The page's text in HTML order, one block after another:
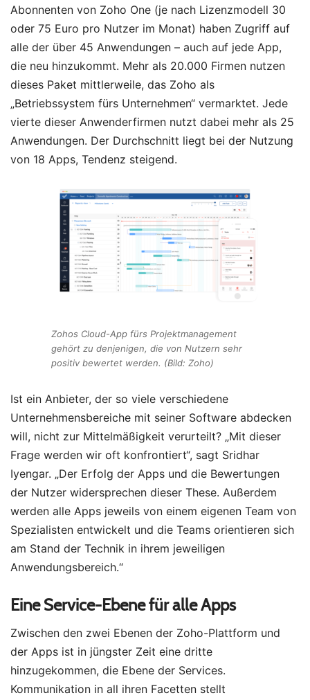
Abonnenten von Zoho One (je nach Lizenzmodell 30
oder 75 Euro pro Nutzer im Monat) haben Zugriff auf
alle der über 45 Anwendungen – auch auf jede App,
die neu hinzukommt. Mehr als 20.000 Firmen nutzen
dieses Paket mittlerweile, das Zoho als
„Betriebssystem fürs Unternehmen“ vermarktet. Jede
vierte dieser Anwenderfirmen nutzt dabei mehr als 25
Anwendungen. Der Durchschnitt liegt bei der Nutzung
von 18 Apps, Tendenz steigend.
Zohos Cloud-App fürs Projektmanagement
gehört zu denjenigen, die von Nutzern sehr
positiv bewertet werden. (Bild: Zoho)
Ist ein Anbieter, der so viele verschiedene
Unternehmensbereiche mit seiner Software abdecken
will, nicht zur Mittelmäßigkeit verurteilt? „Mit dieser
Frage werden wir oft konfrontiert“, sagt Sridhar
Iyengar. „Der Erfolg der Apps und die Bewertungen
der Nutzer widersprechen dieser These. Außerdem
werden alle Apps jeweils von einem eigenen Team von
Spezialisten entwickelt und die Teams orientieren sich
am Stand der Technik in ihrem jeweiligen
Anwendungsbereich.“
Eine Service-Ebene für alle Apps
Zwischen den zwei Ebenen der Zoho-Plattform und
der Apps ist in jüngster Zeit eine dritte
hinzugekommen, die Ebene der Services.
Kommunikation in all ihren Facetten stellt